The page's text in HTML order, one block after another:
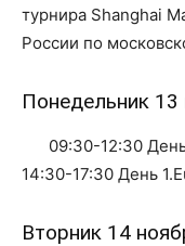
турнира Shanghai
России по
Понедельник 13
09:30-12:30
14:30-17:30 День
Вторник 14